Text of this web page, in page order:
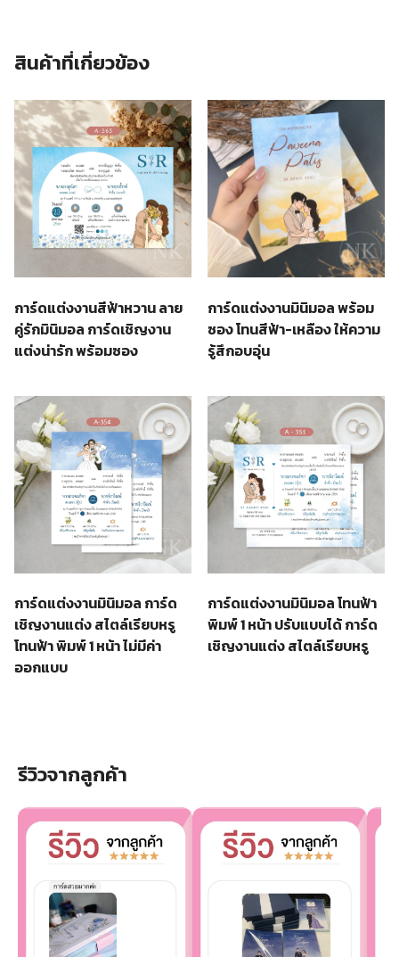
สินค้าที่เกี่ยวข้อง
การ์ดแต่งงานสีฟ้าหวาน ลาย
คู่รักมินิมอล การ์ดเชิญงาน
แต่งน่ารัก พร้อมซอง
การ์ดแต่งงานมินิมอล พร้อม
ซอง โทนสีฟ้า-เหลือง ให้ความ
รู้สึกอบอุ่น
การ์ดแต่งงานมินิมอล การ์ด
เชิญงานแต่ง สไตล์เรียบหรู
โทนฟ้า พิมพ์ 1 หน้า ไม่มีค่า
ออกแบบ
การ์ดแต่งงานมินิมอล โทนฟ้า
พิมพ์ 1 หน้า ปรับแบบได้ การ์ด
เชิญงานแต่ง สไตล์เรียบหรู
รีวิวจากลูกค้า